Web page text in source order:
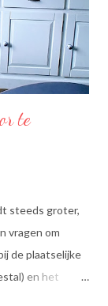
van de
toepassing
te
steeds groter,
vragen om
de plaatselijke
en het